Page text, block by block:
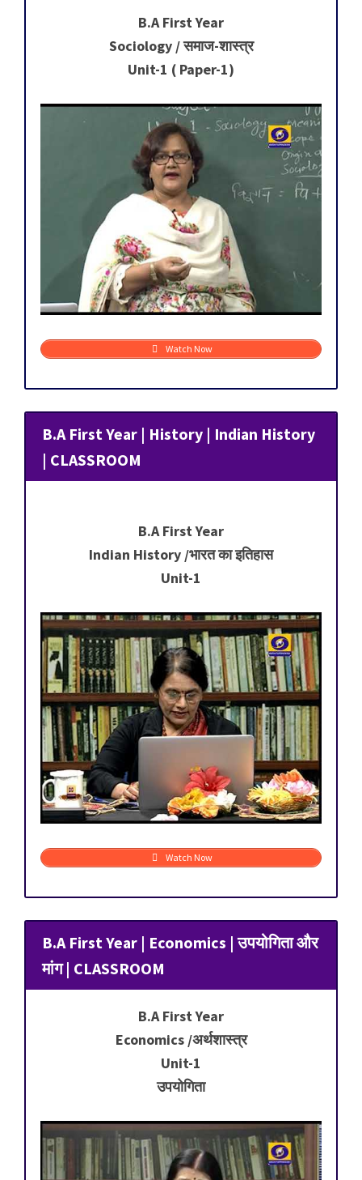
B.A First Year
Sociology / समाज-शास्त्र
Unit-1 ( Paper-1)
Watch Now
B.A First Year | History | Indian History
| CLASSROOM
B.A First Year
Indian History /भारत का इतिहास
Unit-1
Watch Now
B.A First Year | Economics | उपयोगिता और
मांग | CLASSROOM
B.A First Year
Economics /अर्थशास्त्र
Unit-1
उपयोगिता